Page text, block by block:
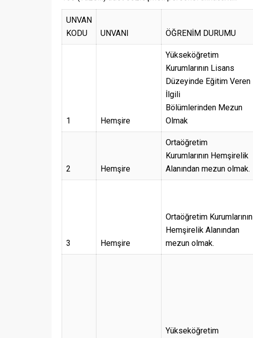
UNVAN
KODU
UNVANI ÖĞRENİM DURUMU
1 Hemşire
Yükseköğretim
Kurumlarının Lisans
Düzeyinde Eğitim Veren
İlgili
Bölümlerinden Mezun
Olmak
2 Hemşire
Ortaöğretim
Kurumlarının Hemşirelik
Alanından mezun olmak.
3 Hemşire
Ortaöğretim Kurumlarının
Hemşirelik Alanından
mezun olmak.
Yükseköğretim